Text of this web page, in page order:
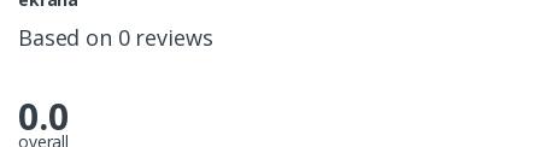
Based on 0 reviews
0.0
overall